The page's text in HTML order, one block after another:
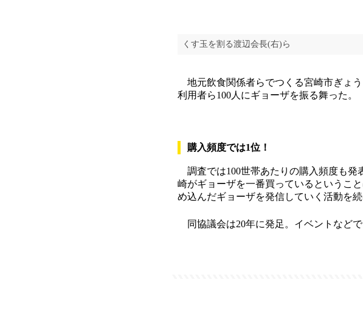
くす玉を割る渡辺会長(右)ら
地元飲食関係者らでつくる宮崎市ぎょ
利用者ら100人にギョーザを振る舞った。
購入頻度では1位！
調査では100世帯あたりの購入頻度も発
崎がギョーザを一番買っているというこ
め込んだギョーザを発信していく活動を
同協議会は20年に発足。イベントなど